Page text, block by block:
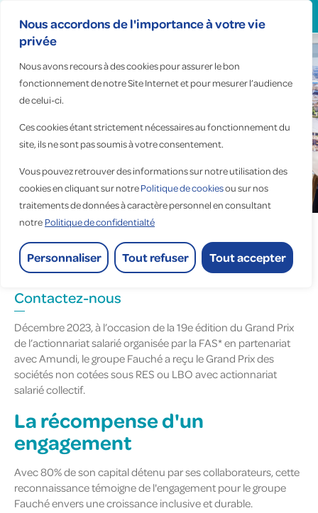
Nous accordons de l'importance à votre vie
privée
Nous avons recours à des cookies pour assurer le bon
fonctionnement de notre Site Internet et pour mesurer l’audience
de celui-ci.
Ces cookies étant strictement nécessaires au fonctionnement du
site, ils ne sont pas soumis à votre consentement.
Vous pouvez retrouver des informations sur notre utilisation des
cookies en cliquant sur notrePolitique de cookiesou sur nos
traitements de données à caractère personnel en consultant
notre Politique de confidentialté
Personnaliser Tout refuser Tout accepter
Fauché, lauréat du
Grand Prix FAS* de
l'actionnariat salarié
Accueil > Actualités >
Fauché, lauréat du Grand Prix FAS* de l'actionnariat salarié
Non classé
Contactez-nous
Décembre 2023, à l’occasion de la 19e édition du Grand Prix
de l’actionnariat salarié organisée par la FAS* en partenariat
avec Amundi, le groupe Fauché a reçu le Grand Prix des
sociétés non cotées sous RES ou LBO avec actionnariat
salarié collectif.
La récompense d'un
engagement
Avec 80% de son capital détenu par ses collaborateurs, cette
reconnaissance témoigne de l'engagement pour le groupe
Fauché envers une croissance inclusive et durable.